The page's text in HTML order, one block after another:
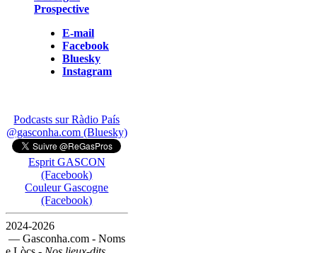
Prospective
E-mail
Facebook
Bluesky
Instagram
Podcasts sur Ràdio País
@gasconha.com (Bluesky)
Esprit GASCON
(Facebook)
Couleur Gascogne
(Facebook)
2024-2026
— Gasconha.com - Noms